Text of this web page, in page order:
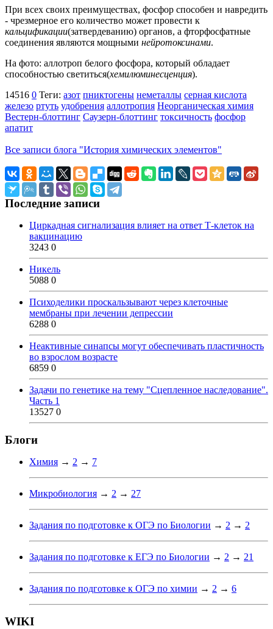
При всех своих преимуществах, фосфор способен и навредить
- чрезмерное его количество может провести к
кальцификации(затвердеванию) органов, а фторфосфатные
соединения являются мощными нейротоксинами.
На фото: аллотроп белого фосфора, который обладает
способностью светиться(хемилюминесценция).
14516 0 Теги: азот пниктогены неметаллы серная кислота
железо ртуть удобрения аллотропия Неорганическая химия
Вестерн-блоттинг Саузерн-блоттинг токсичность фосфор
апатит
Все записи блога "История химических элементов"
Последние записи
Циркадная сигнализация влияет на ответ Т-клеток на
вакцинацию
3243 0
Никель
5088 0
Психоделики проскальзывают через клеточные
мембраны при лечении депрессии
6288 0
Неактивные синапсы могут обеспечивать пластичность
во взрослом возрасте
6859 0
Задачи по генетике на тему "Сцепленное наследование".
Часть 1
13527 0
Блоги
Химия → 2 → 7
Микробиология → 2 → 27
Задания по подготовке к ОГЭ по Биологии → 2 → 2
Задания по подготовке к ЕГЭ по Биологии → 2 → 21
Задания по подготовке к ОГЭ по химии → 2 → 6
WIKI